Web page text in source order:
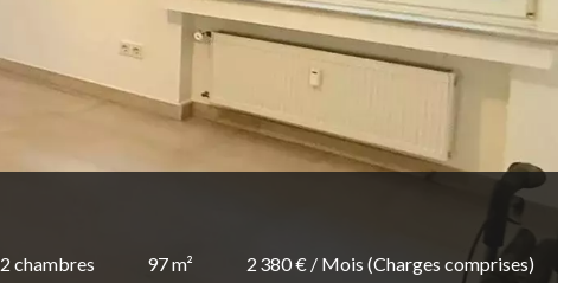
2 chambres 97 m² 2 380 € / Mois (Charges comprises)